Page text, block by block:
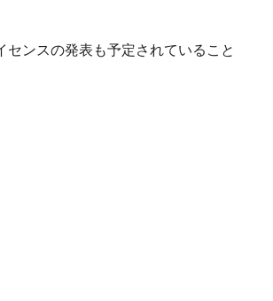
ンスの発表も予定されていること